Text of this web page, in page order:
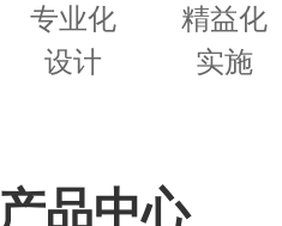
专业化
设计
精益化
实施
产品中心